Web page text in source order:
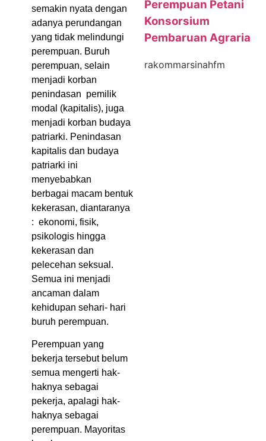
semakin nyata dengan
adanya perundangan
yang tidak melindungi
perempuan. Buruh
perempuan, selain
menjadi korban
penindasan pemilik
modal (kapitalis), juga
menjadi korban budaya
patriarki. Penindasan
kapitalis dan budaya
patriarki ini
menyebabkan
berbagai macam bentuk
kekerasan, diantaranya
: ekonomi, fisik,
psikologis hingga
kekerasan dan
pelecehan seksual.
Semua ini menjadi
ancaman dalam
kehidupan sehari- hari
buruh perempuan.
Perempuan yang
bekerja tersebut belum
semua mengerti hak-
haknya sebagai
pekerja, apalagi hak-
haknya sebagai
perempuan. Mayoritas
Perempuan Petani
Konsorsium
Pembaruan Agraria
rakommarsinahfm